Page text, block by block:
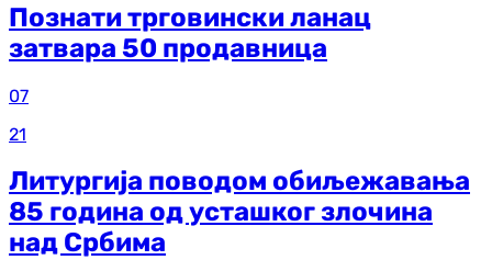
Познати трговински ланац
затвара 50 продавница
07
21
Литургија поводом обиљежавања
85 година од усташког злочина
над Србима